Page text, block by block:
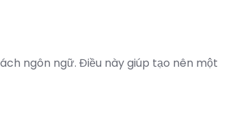
ngôn ngữ. Điều này giúp tạo nên một